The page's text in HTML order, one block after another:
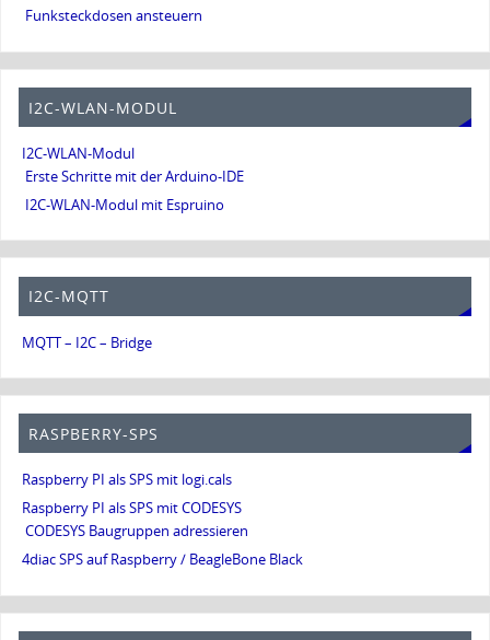
Funksteckdosen ansteuern
I2C-WLAN-MODUL
I2C-WLAN-Modul
Erste Schritte mit der Arduino-IDE
I2C-WLAN-Modul mit Espruino
I2C-MQTT
MQTT – I2C – Bridge
RASPBERRY-SPS
Raspberry PI als SPS mit logi.cals
Raspberry PI als SPS mit CODESYS
CODESYS Baugruppen adressieren
4diac SPS auf Raspberry / BeagleBone Black